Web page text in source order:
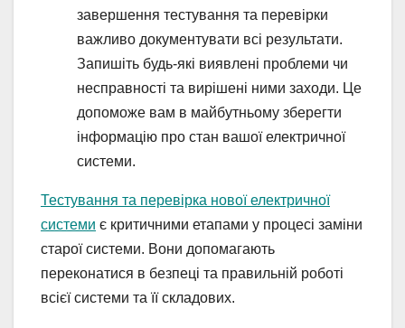
завершення тестування та перевірки
важливо документувати всі результати.
Запишіть будь-які виявлені проблеми чи
несправності та вирішені ними заходи. Це
допоможе вам в майбутньому зберегти
інформацію про стан вашої електричної
системи.
Тестування та перевірка нової електричної
системи є критичними етапами у процесі заміни
старої системи. Вони допомагають
переконатися в безпеці та правильній роботі
всієї системи та її складових.